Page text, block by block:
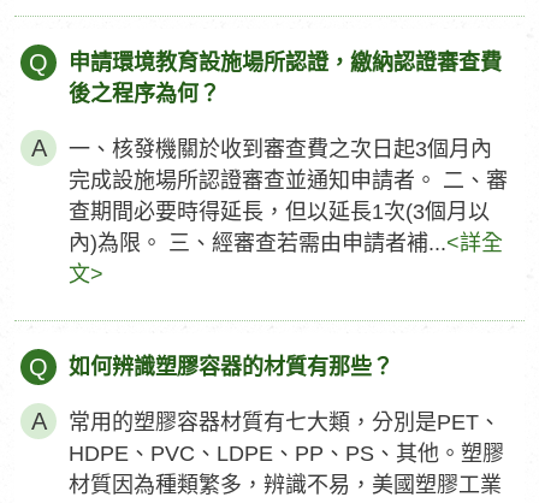
Q
申請環境教育設施場所認證，繳納認證審查費
後之程序為何？
一、核發機關於收到審查費之次日起3個月內
完成設施場所認證審查並通知申請者。 二、審
查期間必要時得延長，但以延長1次(3個月以
內)為限。 三、經審查若需由申請者補...<詳全
文>
Q 如何辨識塑膠容器的材質有那些？
常用的塑膠容器材質有七大類，分別是PET、
HDPE、PVC、LDPE、PP、PS、其他。塑膠
材質因為種類繁多，辨識不易，美國塑膠工業